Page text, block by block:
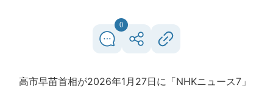
0
高市早苗首相が2026年1月27日に「NHKニュース7」